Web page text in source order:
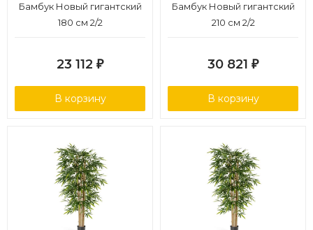
Бамбук Новый гигантский
180 см 2/2
23 112 ₽
В корзину
Бамбук Новый гигантский
210 см 2/2
30 821 ₽
В корзину